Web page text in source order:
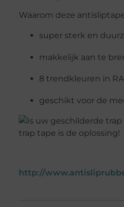
Waarom deze
super sterk en
makkelijk aan te
8 trendkleuren in
geschikt voor de
http://